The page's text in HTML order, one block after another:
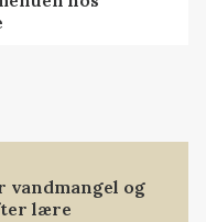
vandmangel og
lære